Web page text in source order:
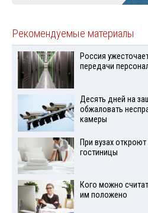
Рекомендуемые материалы
Россия
передачи
Десять дней на
обжаловать
камеры
При вузах откроют
гостиницы
Кого можно
им положено